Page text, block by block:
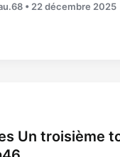
•22 décembre 2025
Un troisième